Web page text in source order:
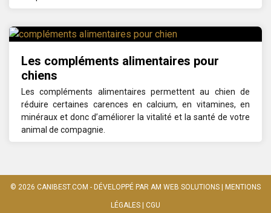
Les compléments alimentaires pour
chiens
Les compléments alimentaires permettent au chien de
réduire certaines carences en calcium, en vitamines, en
minéraux et donc d’améliorer la vitalité et la santé de votre
animal de compagnie.
© 2026 CANIBEST.COM - DÉVELOPPÉ PAR AM WEB SOLUTIONS | MENTIONS
LÉGALES | CGU